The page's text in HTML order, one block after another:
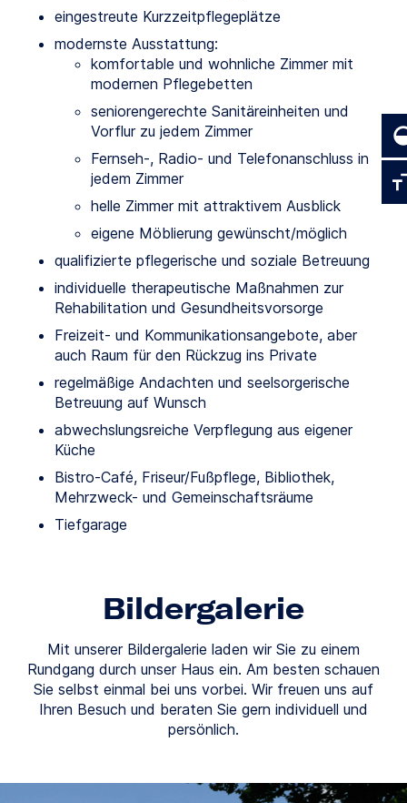
eingestreute Kurzzeitpflegeplätze
modernste Ausstattung:
komfortable und wohnliche Zimmer mit
modernen Pflegebetten
seniorengerechte Sanitäreinheiten und
Vorflur zu jedem Zimmer
Fernseh-, Radio- und Telefonanschluss in
jedem Zimmer
helle Zimmer mit attraktivem Ausblick
eigene Möblierung gewünscht/möglich
qualifizierte pflegerische und soziale Betreuung
individuelle therapeutische Maßnahmen zur
Rehabilitation und Gesundheitsvorsorge
Freizeit- und Kommunikationsangebote, aber
auch Raum für den Rückzug ins Private
regelmäßige Andachten und seelsorgerische
Betreuung auf Wunsch
abwechslungsreiche Verpflegung aus eigener
Küche
Bistro-Café, Friseur/Fußpflege, Bibliothek,
Mehrzweck- und Gemeinschaftsräume
Tiefgarage
Bildergalerie
Mit unserer Bildergalerie laden wir Sie zu einem
Rundgang durch unser Haus ein. Am besten schauen
Sie selbst einmal bei uns vorbei. Wir freuen uns auf
Ihren Besuch und beraten Sie gern individuell und
persönlich.